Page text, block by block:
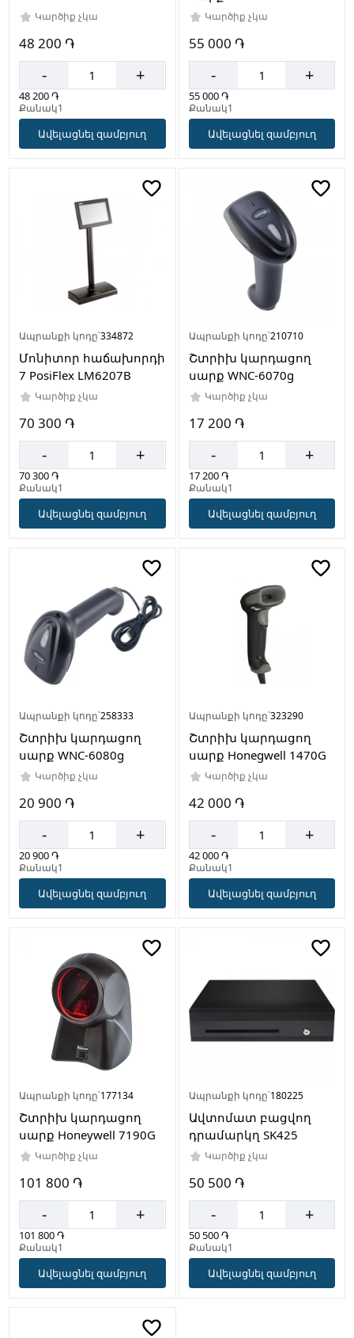
Կարծիք չկա
48 200 ֏
- +
48 200 ֏
Քանակ1
Ավելացնել զամբյուղ
Կարծիք չկա
55 000 ֏
- +
55 000 ֏
Քանակ1
Ավելացնել զամբյուղ
Ապրանքի կոդը՝334872
Մոնիտոր հաճախորդի
7 PosiFlex LM6207B
Կարծիք չկա
70 300 ֏
- +
70 300 ֏
Քանակ1
Ավելացնել զամբյուղ
Ապրանքի կոդը՝210710
Շտրիխ կարդացող
սարք WNC-6070g
Կարծիք չկա
17 200 ֏
- +
17 200 ֏
Քանակ1
Ավելացնել զամբյուղ
Ապրանքի կոդը՝258333
Շտրիխ կարդացող
սարք WNC-6080g
Կարծիք չկա
20 900 ֏
- +
20 900 ֏
Քանակ1
Ավելացնել զամբյուղ
Ապրանքի կոդը՝323290
Շտրիխ կարդացող
սարք Honegwell 1470G
Կարծիք չկա
42 000 ֏
- +
42 000 ֏
Քանակ1
Ավելացնել զամբյուղ
Ապրանքի կոդը՝177134
Շտրիխ կարդացող
սարք Honeywell 7190G
Կարծիք չկա
101 800 ֏
- +
101 800 ֏
Քանակ1
Ավելացնել զամբյուղ
Ապրանքի կոդը՝180225
Ավտոմատ բացվող
դրամարկղ SK425
Կարծիք չկա
50 500 ֏
- +
50 500 ֏
Քանակ1
Ավելացնել զամբյուղ